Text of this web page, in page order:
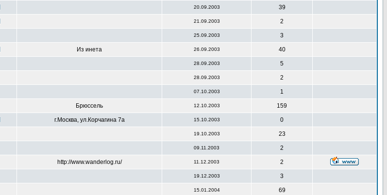
20.09.2003 39
21.09.2003 2
25.09.2003 3
Из инета 26.09.2003 40
28.09.2003 5
28.09.2003 2
07.10.2003 1
Брюссель 12.10.2003 159
г.Москва, ул.Корчагина 7а 15.10.2003 0
19.10.2003 23
09.11.2003 2
http://www.wanderlog.ru/ 11.12.2003 2
19.12.2003 3
15.01.2004 69